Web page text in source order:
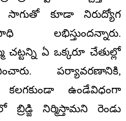
కూడా నిరుద్యోగ
ఏ ఒక్కరూ చేతుల్లో
పర్యావరణానికి,
ఉండేవిధంగా
నిర్మిస్తామని రెండు